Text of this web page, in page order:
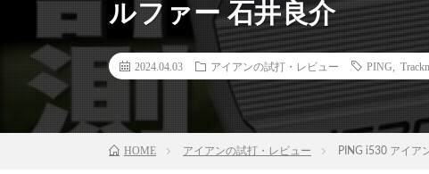
ルファー 石井良介
2024.04.03 アイアンの試打・レビュー PING
HOME アイアンの試打・レビュー PING i530 アイア